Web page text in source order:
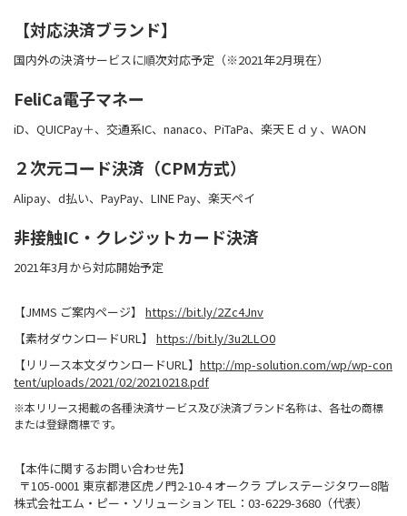
【対応決済ブランド】
国内外の決済サービスに順次対応予定（※2021年2月現在）
FeliCa電子マネー
iD、QUICPay＋、交通系IC、nanaco、PiTaPa、楽天Ｅｄｙ、WAON
２次元コード決済（CPM方式）
Alipay、d払い、PayPay、LINE Pay、楽天ペイ
非接触IC・クレジットカード決済
2021年3月から対応開始予定
【JMMS ご案内ページ】 https://bit.ly/2Zc4Jnv
【素材ダウンロードURL】 https://bit.ly/3u2LLO0
【リリース本文ダウンロードURL】 http://mp-solution.com/wp/wp-con
tent/uploads/2021/02/20210218.pdf
※本リリース掲載の各種決済サービス及び決済ブランド名称は、各社の商標
または登録商標です。
【本件に関するお問い合わせ先】
〒105-0001 東京都港区虎ノ門2-10-4 オークラ プレステージタワー8階
株式会社エム・ピー・ソリューション TEL：03-6229-3680（代表）